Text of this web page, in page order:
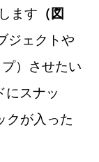
ます （図
ジェクトや
）させたい
にスナッ
クが入った